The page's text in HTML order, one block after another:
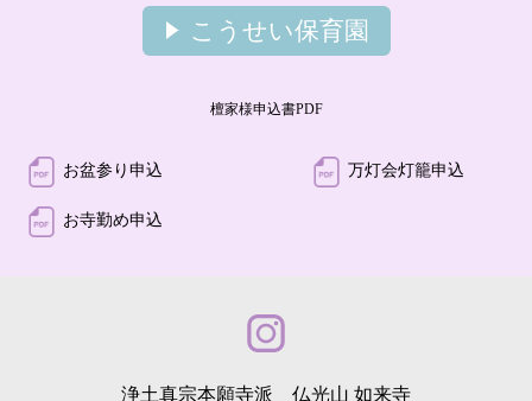
こうせい保育園
檀家様申込書PDF
お盆参り申込 万灯会灯籠申込
お寺勤め申込
浄土真宗本願寺派 仏光山 如来寺